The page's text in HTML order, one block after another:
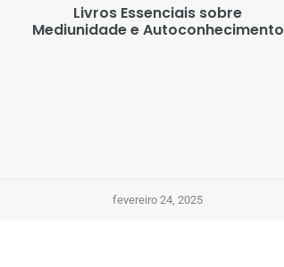
Livros Essenciais sobre
Mediunidade e Autoconhecimento
fevereiro 24, 2025